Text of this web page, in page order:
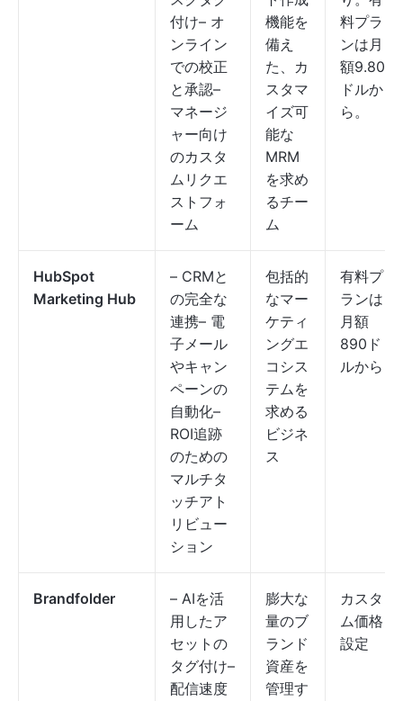
付け– オ
ンライン
での校正
と承認–
マネージ
ャー向け
のカスタ
ムリクエ
ストフォ
ーム
機能を
備え
た、カ
スタマ
イズ可
能な
MRM
を求め
るチー
ム
料プラ
ンは月
額9.80
ドルか
ら。
HubSpot
Marketing Hub
– CRMと
の完全な
連携– 電
子メール
やキャン
ペーンの
自動化–
ROI追跡
のための
マルチタ
ッチアト
リビュー
ション
包括的
なマー
ケティ
ングエ
コシス
テムを
求める
ビジネ
ス
有料プ
ランは
月額
890ド
ルから
Brandfolder
– AIを活
用したア
セットの
タグ付け–
配信速度
膨大な
量のブ
ランド
資産を
管理す
カスタ
ム価格
設定